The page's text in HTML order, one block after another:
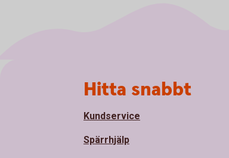
Hitta snabbt
Kundservice
Spärrhjälp